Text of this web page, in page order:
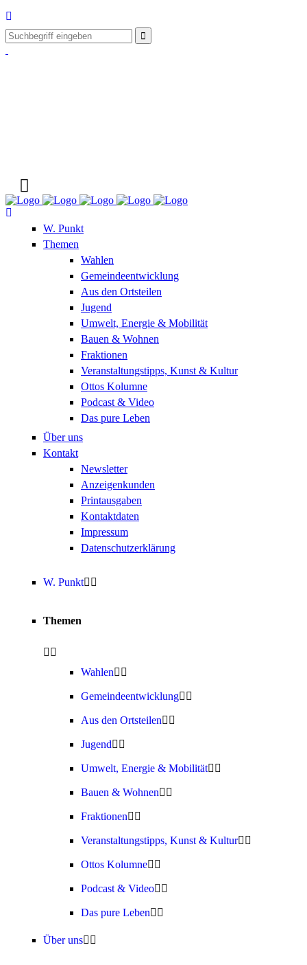
W. Punkt
Themen
Wahlen
Gemeindeentwicklung
Aus den Ortsteilen
Jugend
Umwelt, Energie & Mobilität
Bauen & Wohnen
Fraktionen
Veranstaltungstipps, Kunst & Kultur
Ottos Kolumne
Podcast & Video
Das pure Leben
Über uns
Kontakt
Newsletter
Anzeigenkunden
Printausgaben
Kontaktdaten
Impressum
Datenschutzerklärung
W. Punkt
Themen
Wahlen
Gemeindeentwicklung
Aus den Ortsteilen
Jugend
Umwelt, Energie & Mobilität
Bauen & Wohnen
Fraktionen
Veranstaltungstipps, Kunst & Kultur
Ottos Kolumne
Podcast & Video
Das pure Leben
Über uns